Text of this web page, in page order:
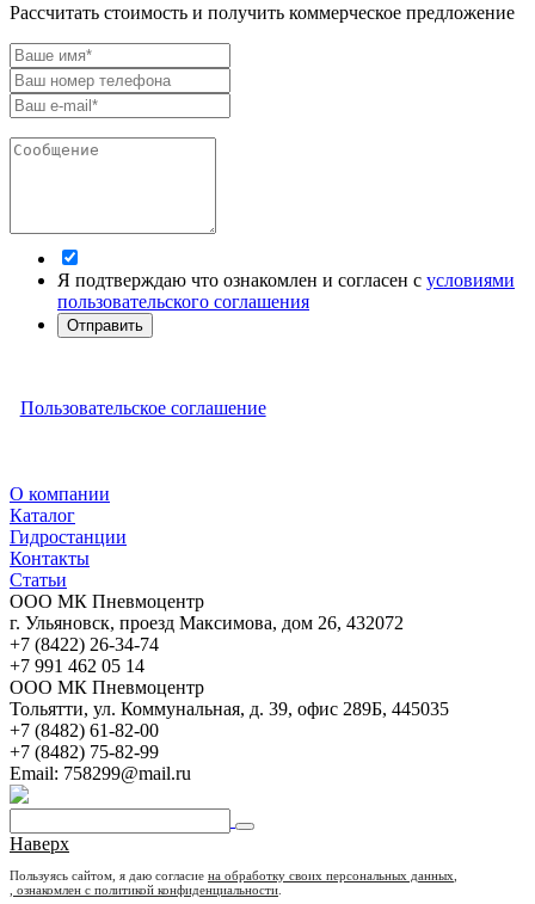
Рассчитать стоимость и получить коммерческое предложение
Я подтверждаю что ознакомлен и согласен с условиями
пользовательского соглашения
Отправить
Пользовательское соглашение
О компании
Каталог
Гидростанции
Контакты
Статьи
ООО МК Пневмоцентр
г. Ульяновск, проезд Максимова, дом 26, 432072
+7 (8422) 26-34-74
+7 991 462 05 14
ООО МК Пневмоцентр
Тольятти, ул. Коммунальная, д. 39, офис 289Б, 445035
+7 (8482) 61-82-00
+7 (8482) 75-82-99
Email: 758299@mail.ru
Наверх
Пользуясь сайтом, я даю согласие на обработку своих персональных данных
, ознакомлен с политикой конфиденциальности